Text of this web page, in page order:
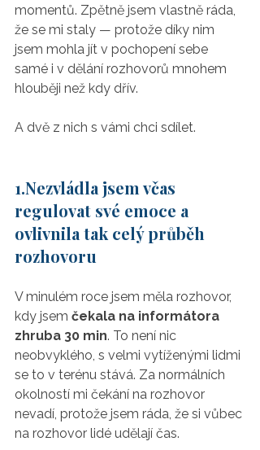
momentů. Zpětně jsem vlastně ráda,
že se mi staly — protože díky nim
jsem mohla jít v pochopení sebe
samé i v dělání rozhovorů mnohem
hlouběji než kdy dřív.
A dvě z nich s vámi chci sdílet.
1.Nezvládla jsem včas
regulovat své emoce a
ovlivnila tak celý průběh
rozhovoru
V minulém roce jsem měla rozhovor,
kdy jsem čekala na informátora
zhruba 30 min. To není nic
neobvyklého, s velmi vytíženými lidmi
se to v terénu stává. Za normálních
okolností mi čekání na rozhovor
nevadí, protože jsem ráda, že si vůbec
na rozhovor lidé udělají čas.